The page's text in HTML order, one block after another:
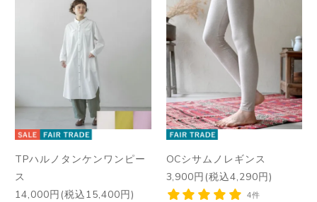
TPハルノタンケンワンピー
ス
14,000円(税込15,400円)
OCシサムノレギンス
3,900円(税込4,290円)
4件